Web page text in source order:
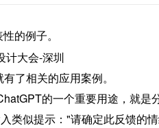
的例子。
了相关的应用案例。
的一个重要用途，就是
类似提示："请确定此反馈的